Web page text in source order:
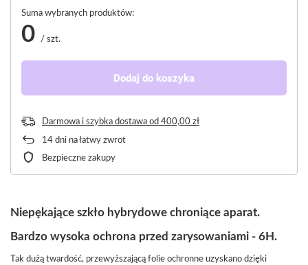
Suma wybranych produktów:
0 / szt.
Dodaj do koszyka
Darmowa i szybka dostawa od 400,00 zł
14 dni na łatwy zwrot
Bezpieczne zakupy
Niepękające szkło hybrydowe chroniące aparat.
Bardzo wysoka ochrona przed zarysowaniami - 6H.
Tak dużą twardość, przewyższającą folie ochronne uzyskano dzięki